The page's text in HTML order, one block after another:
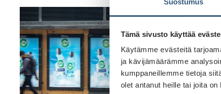
Suostumus
Tämä sivusto käyttää
Käytämme evästeitä
ja kävijämäärämme
kumppaneillemme tietoja
olet antanut heille tai joita